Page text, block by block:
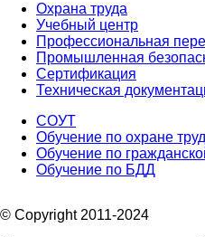
Охрана труда
Учебный центр
Профессиональная
Промышленная
Сертификация
Техническая
СОУТ
Обучение по охране
Обучение по
Обучение по БДД
© Copyright 2011-2024